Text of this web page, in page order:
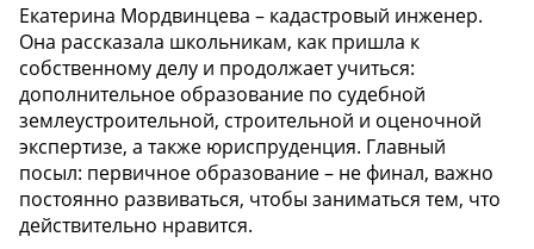
Екатерина Мордвинцева – кадастровый инженер.
Она рассказала школьникам, как пришла к
собственному делу и продолжает учиться:
дополнительное образование по судебной
землеустроительной, строительной и оценочной
экспертизе, а также юриспруденция. Главный
посыл: первичное образование – не финал, важно
постоянно развиваться, чтобы заниматься тем, что
действительно нравится.